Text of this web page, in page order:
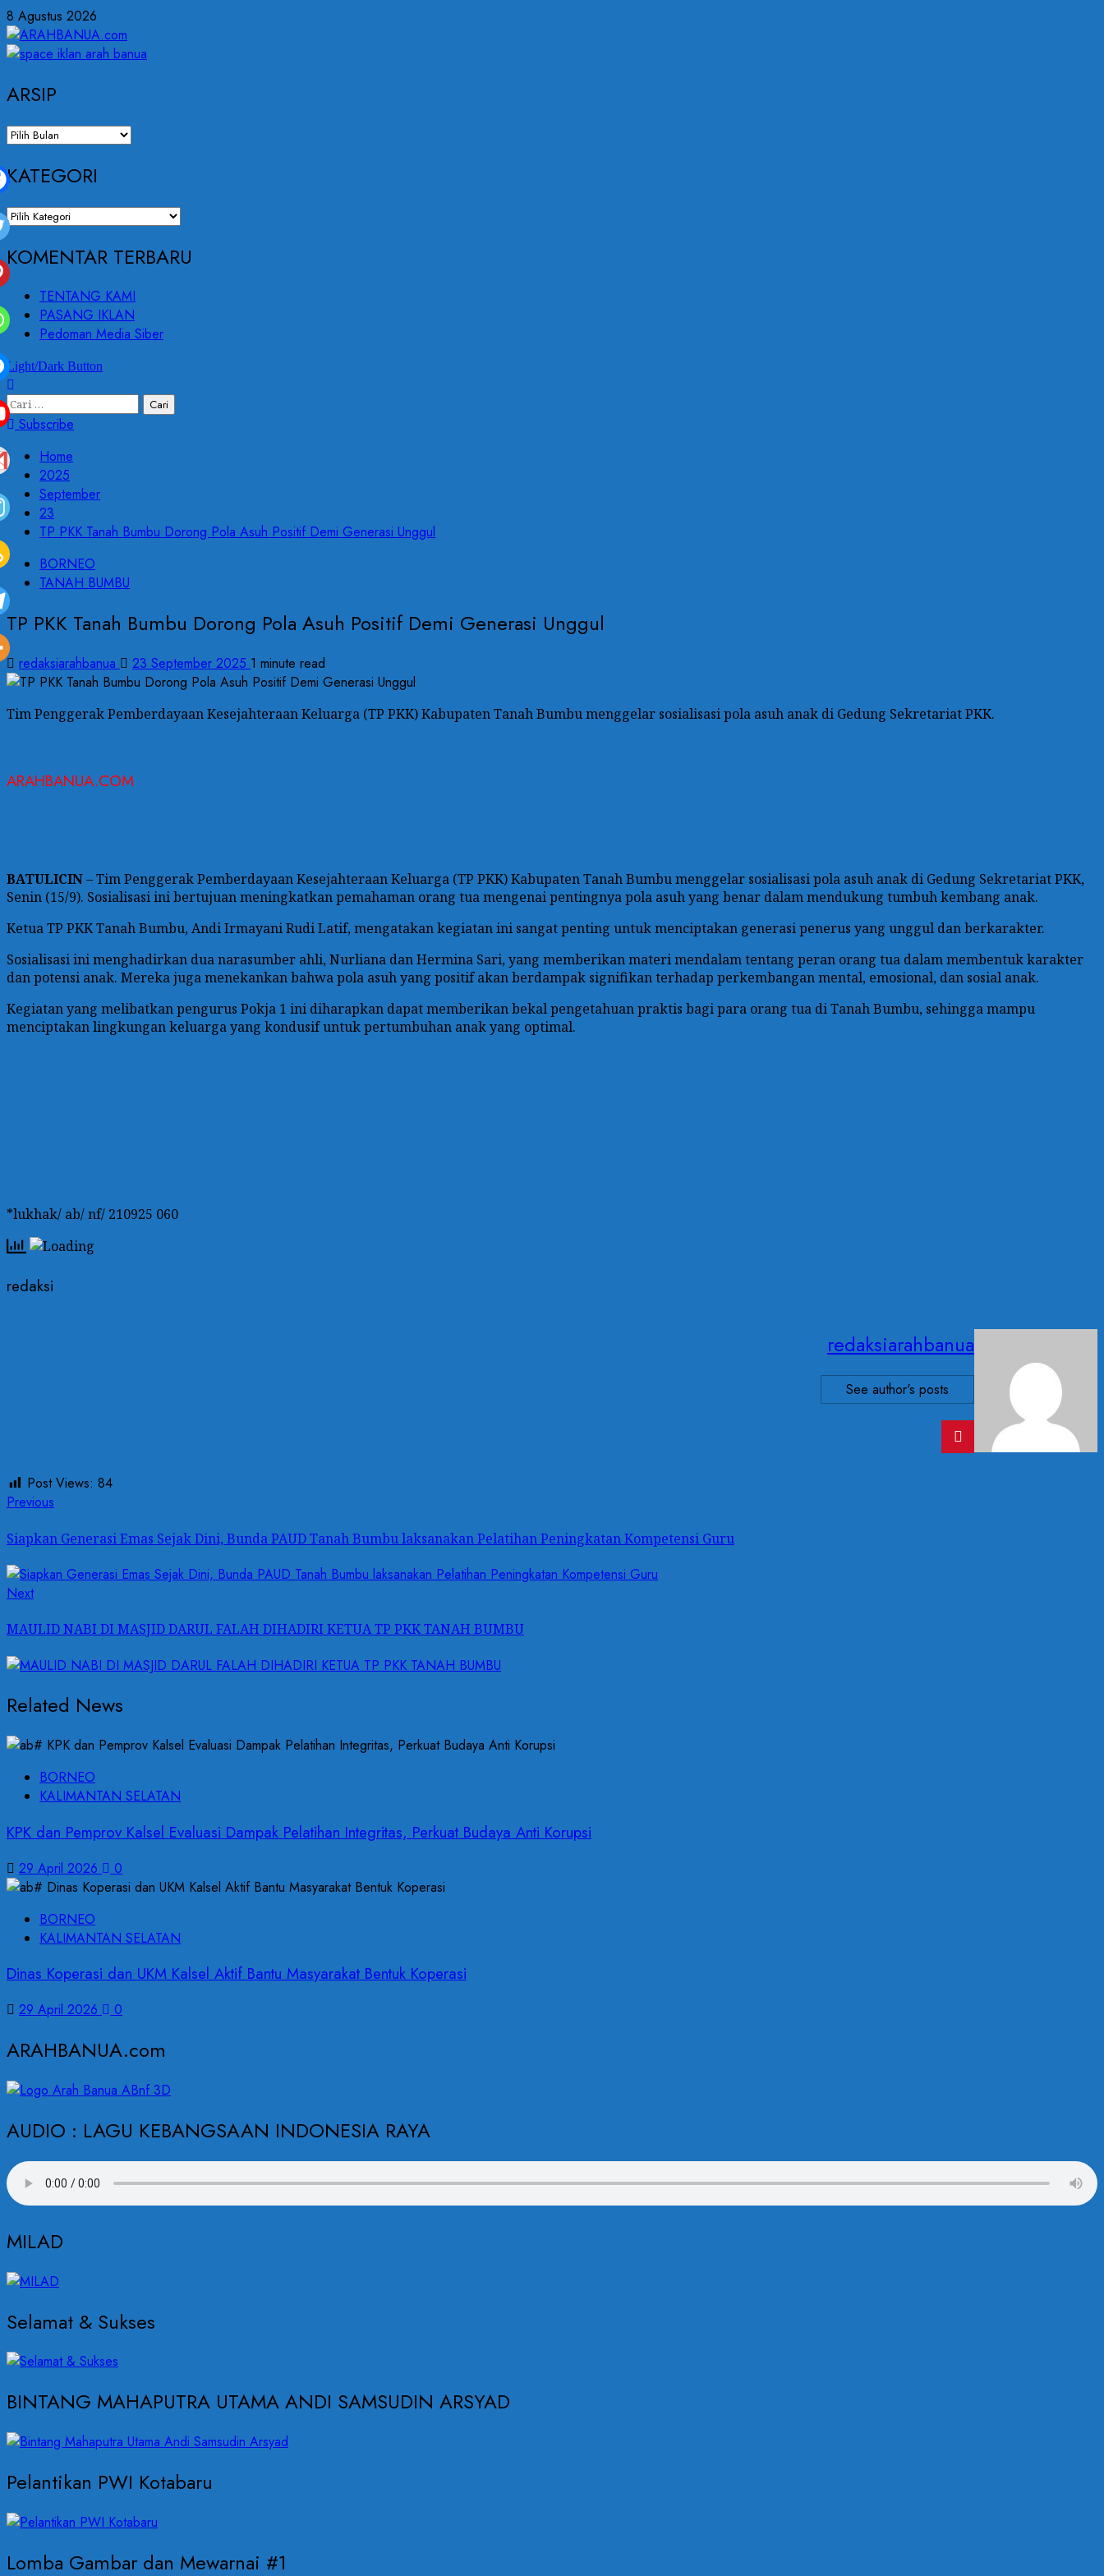
8 Agustus 2026
ARSIP
KATEGORI
KOMENTAR TERBARU
TENTANG KAMI
PASANG IKLAN
Pedoman Media Siber
Light/Dark Button
Subscribe
Home
2025
September
23
TP PKK Tanah Bumbu Dorong Pola Asuh Positif Demi Generasi Unggul
BORNEO
TANAH BUMBU
TP PKK Tanah Bumbu Dorong Pola Asuh Positif Demi Generasi Unggul
redaksiarahbanua 23 September 2025 1 minute read
Tim Penggerak Pemberdayaan Kesejahteraan Keluarga (TP PKK) Kabupaten Tanah Bumbu menggelar sosialisasi pola asuh anak di Gedung Sekretariat PKK.
ARAHBANUA.COM
BATULICIN– Tim Penggerak Pemberdayaan Kesejahteraan Keluarga (TP PKK) Kabupaten Tanah Bumbu menggelar sosialisasi pola asuh anak di Gedung Sekretariat PKK,
Senin (15/9). Sosialisasi ini bertujuan meningkatkan pemahaman orang tua mengenai pentingnya pola asuh yang benar dalam mendukung tumbuh kembang anak.
Ketua TP PKK Tanah Bumbu, Andi Irmayani Rudi Latif, mengatakan kegiatan ini sangat penting untuk menciptakan generasi penerus yang unggul dan berkarakter.
Sosialisasi ini menghadirkan dua narasumber ahli, Nurliana dan Hermina Sari, yang memberikan materi mendalam tentang peran orang tua dalam membentuk karakter
dan potensi anak. Mereka juga menekankan bahwa pola asuh yang positif akan berdampak signifikan terhadap perkembangan mental, emosional, dan sosial anak.
Kegiatan yang melibatkan pengurus Pokja 1 ini diharapkan dapat memberikan bekal pengetahuan praktis bagi para orang tua di Tanah Bumbu, sehingga mampu
menciptakan lingkungan keluarga yang kondusif untuk pertumbuhan anak yang optimal.
*lukhak/ ab/ nf/ 210925 060
redaksi
redaksiarahbanua
See author's posts
Post Views: 84
Previous
Siapkan Generasi Emas Sejak Dini, Bunda PAUD Tanah Bumbu laksanakan Pelatihan Peningkatan Kompetensi Guru
Next
MAULID NABI DI MASJID DARUL FALAH DIHADIRI KETUA TP PKK TANAH BUMBU
Related News
BORNEO
KALIMANTAN SELATAN
KPK dan Pemprov Kalsel Evaluasi Dampak Pelatihan Integritas, Perkuat Budaya Anti Korupsi
29 April 2026 0
BORNEO
KALIMANTAN SELATAN
Dinas Koperasi dan UKM Kalsel Aktif Bantu Masyarakat Bentuk Koperasi
29 April 2026 0
ARAHBANUA.com
AUDIO : LAGU KEBANGSAAN INDONESIA RAYA
MILAD
Selamat & Sukses
BINTANG MAHAPUTRA UTAMA ANDI SAMSUDIN ARSYAD
Pelantikan PWI Kotabaru
Lomba Gambar dan Mewarnai #1